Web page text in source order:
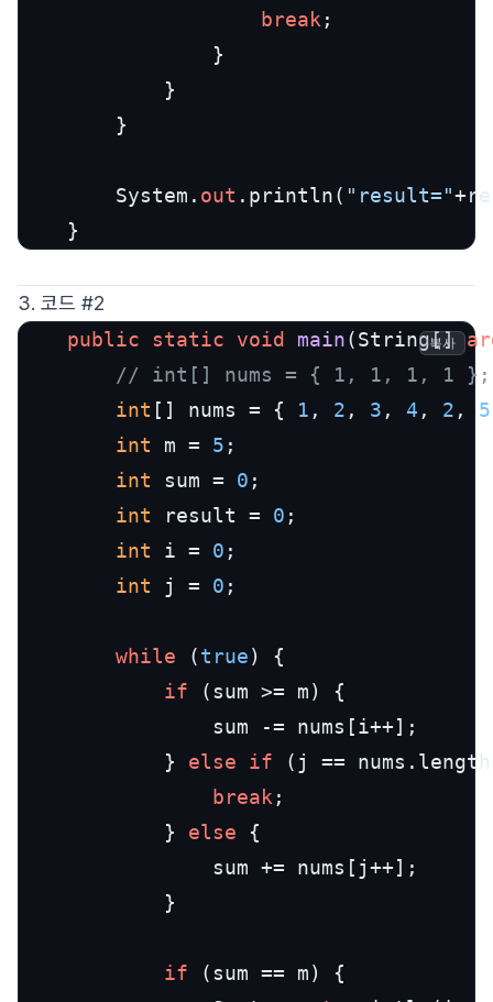
break ;
		System.
out .println( "result="
	}
3. 코드 #2
public
static void main(String[]
// int[] nums = { 1, 1, 1, 1 };
int [] nums = { 1 , 2 , 3 , 4 , 2 , 5
int m = 5 ;
int sum = 0 ;
int result = 0 ;
int i = 0 ;
int j = 0 ;
while (true) {
if (sum >= m) {
			}
else if (j ==
break ;
			}
else {
if (sum == m) {
복사